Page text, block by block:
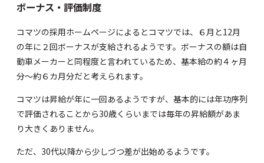
ボーナス・評価制度
コマツの採用ホームページによるとコマツでは、６月と12月
の年に２回ボーナスが支給されるようです。ボーナスの額は自
動車メーカーと同程度と言われているため、基本給の約４ヶ月
分～約６カ月分だと考えられます。
コマツは昇給が年に一回あるようですが、基本的には年功序列
で評価されることから30歳くらいまでは毎年の昇給額があま
り大きくありません。
ただ、30代以降から少しづつ差が出始めるようです。